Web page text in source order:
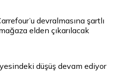
devralmasına şartlı
elden çıkarılacak
düşüş devam ediyor